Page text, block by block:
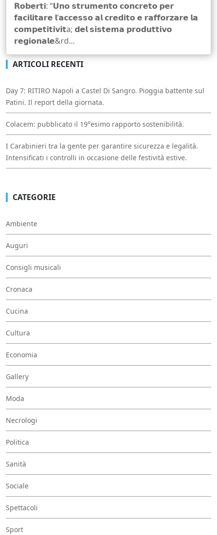
𝗥𝗼𝗯𝗲𝗿𝘁𝗶: “𝗨𝗻𝗼 𝘀𝘁𝗿𝘂𝗺𝗲𝗻𝘁𝗼 𝗰𝗼𝗻𝗰𝗿𝗲𝘁𝗼 𝗽𝗲𝗿
𝗳𝗮𝗰𝗶𝗹𝗶𝘁𝗮𝗿𝗲 𝗹’𝗮𝗰𝗰𝗲𝘀𝘀𝗼 𝗮𝗹 𝗰𝗿𝗲𝗱𝗶𝘁𝗼 𝗲 𝗿𝗮𝗳𝗳𝗼𝗿𝘇𝗮𝗿𝗲 𝗹𝗮
𝗰𝗼𝗺𝗽𝗲𝘁𝗶𝘁𝗶𝘃𝗶𝘁a; 𝗱𝗲𝗹 𝘀𝗶𝘀𝘁𝗲𝗺𝗮 𝗽𝗿𝗼𝗱𝘂𝘁𝘁𝗶𝘃𝗼
𝗿𝗲𝗴𝗶𝗼𝗻𝗮𝗹𝗲&rd...
ARTICOLI RECENTI
Day 7: RITIRO Napoli a Castel Di Sangro. Pioggia battente sul
Patini. Il report della giornata.
Colacem: pubblicato il 19°esimo rapporto sostenibilità.
I Carabinieri tra la gente per garantire sicurezza e legalità.
Intensificati i controlli in occasione delle festività estive.
CATEGORIE
Ambiente
Auguri
Consigli musicali
Cronaca
Cucina
Cultura
Economia
Gallery
Moda
Necrologi
Politica
Sanità
Sociale
Spettacoli
Sport